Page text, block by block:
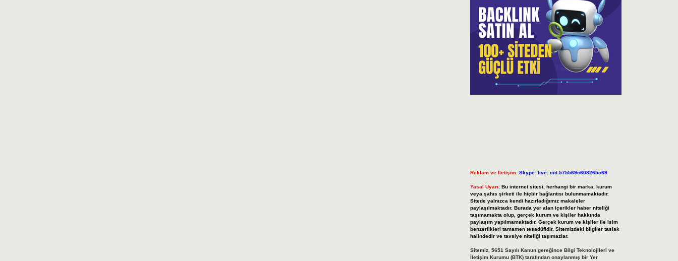
Reklam ve İletişim: Skype: live:.cid.575569c608265c69
Yasal Uyarı: Bu internet sitesi, herhangi bir marka, kurum
veya şahıs şirketi ile hiçbir bağlantısı bulunmamaktadır.
Sitede yalnızca kendi hazırladığımız makaleler
paylaşılmaktadır. Burada yer alan içerikler haber niteliği
taşımamakta olup, gerçek kurum ve kişiler hakkında
paylaşım yapılmamaktadır. Gerçek kurum ve kişiler ile isim
benzerlikleri tamamen tesadüfidir. Sitemizdeki bilgiler taslak
halindedir ve tavsiye niteliği taşımazlar.
Sitemiz, 5651 Sayılı Kanun gereğince Bilgi Teknolojileri ve
İletişim Kurumu (BTK) tarafından onaylanmış bir Yer